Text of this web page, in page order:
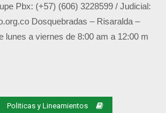
Pbx: (+57) (606) 3228599 / Judicial:
Dosquebradas – Risaralda –
lunes a viernes de 8:00 am a 12:00 m
Politicas y Lineamientos